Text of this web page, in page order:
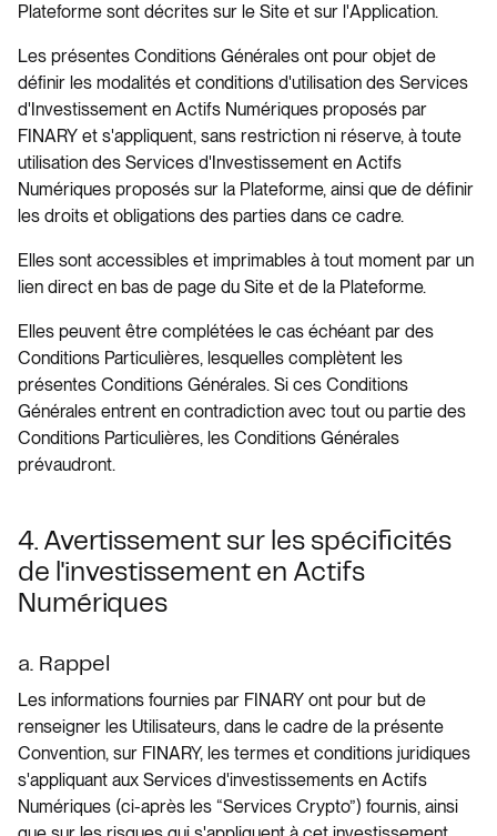
Plateforme sont décrites sur le Site et sur l'Application.
Les présentes Conditions Générales ont pour objet de
définir les modalités et conditions d'utilisation des Services
d'Investissement en Actifs Numériques proposés par
FINARY et s'appliquent, sans restriction ni réserve, à toute
utilisation des Services d'Investissement en Actifs
Numériques proposés sur la Plateforme, ainsi que de définir
les droits et obligations des parties dans ce cadre.
Elles sont accessibles et imprimables à tout moment par un
lien direct en bas de page du Site et de la Plateforme.
Elles peuvent être complétées le cas échéant par des
Conditions Particulières, lesquelles complètent les
présentes Conditions Générales. Si ces Conditions
Générales entrent en contradiction avec tout ou partie des
Conditions Particulières, les Conditions Générales
prévaudront.
4. Avertissement sur les spécificités
de l'investissement en Actifs
Numériques
a. Rappel
Les informations fournies par FINARY ont pour but de
renseigner les Utilisateurs, dans le cadre de la présente
Convention, sur FINARY, les termes et conditions juridiques
s'appliquant aux Services d'investissements en Actifs
Numériques (ci-après les “Services Crypto”) fournis, ainsi